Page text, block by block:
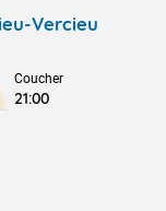
Vercieu
Coucher
21:00